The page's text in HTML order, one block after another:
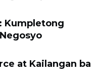
Kumpletong
at Kailangan ba